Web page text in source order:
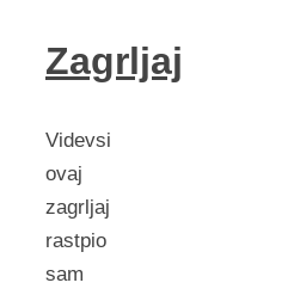
Zagrljaj
Videvsi
ovaj
zagrljaj
rastpio
sam